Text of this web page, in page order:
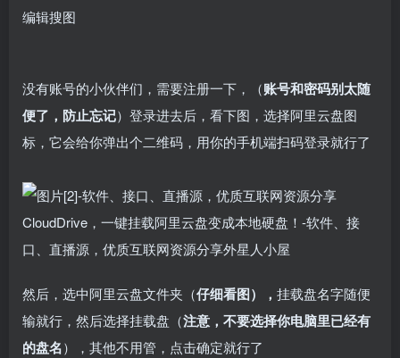
影视
个月
白嫖直播和点
播！
3年前 2
密码24680！
3年前 1 3年前
编辑搜图
没有账号的小伙伴们，需要注册一下，（账号和密码别太随
便了，防止忘记）登录进去后，看下图，选择阿里云盘图
标，它会给你弹出个二维码，用你的手机端扫码登录就行了
然后，选中阿里云盘文件夹（仔细看图）， 挂载盘名字随便
输就行，然后选择挂载盘（注意，不要选择你电脑里已经有
的盘名），其他不用管，点击确定就行了